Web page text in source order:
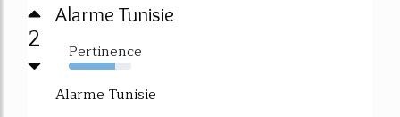
2
Alarme Tunisie
Pertinence
74%
Alarme Tunisie